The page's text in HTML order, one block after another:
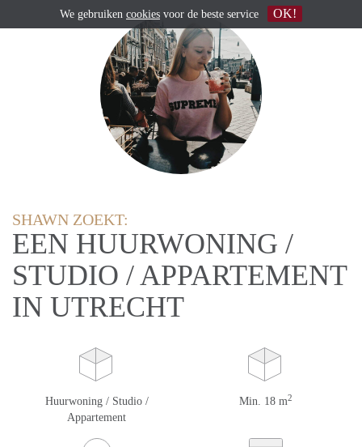
SHAWN ZOEKT:
EEN HUURWONING /
STUDIO / APPARTEMENT
IN UTRECHT
Huurwoning / Studio /
Appartement
Min. 18 m2
We gebruiken cookies voor de beste service OK!